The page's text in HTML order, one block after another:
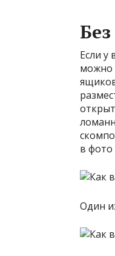
Если у
можно
в фото
Один